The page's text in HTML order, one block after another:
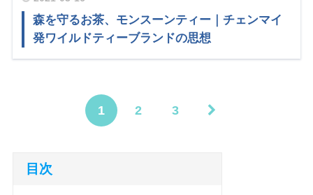
森を守るお茶、モンスーンティー｜チェンマイ
発ワイルドティーブランドの思想
1 2 3
目次